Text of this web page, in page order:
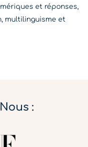
et réponses,
multilinguisme et
: